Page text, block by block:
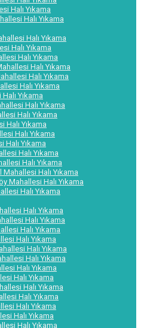
Halı Yıkama
Halı Yıkama
Halı Yıkama
Halı Yıkama
Halı Yıkama
Halı Yıkama
Halı Yıkama
Halı Yıkama
Yıkama
Halı Yıkama
Halı Yıkama
Halı Yıkama
Halı Yıkama
Halı Yıkama
Halı Yıkama
Halı Yıkama
Halı Yıkama
Mahallesi Halı Yıkama
Halı Yıkama
Halı Yıkama
Halı Yıkama
Halı Yıkama
Halı Yıkama
Halı Yıkama
Halı Yıkama
Halı Yıkama
Halı Yıkama
Halı Yıkama
Halı Yıkama
Halı Yıkama
Halı Yıkama
Halı Yıkama